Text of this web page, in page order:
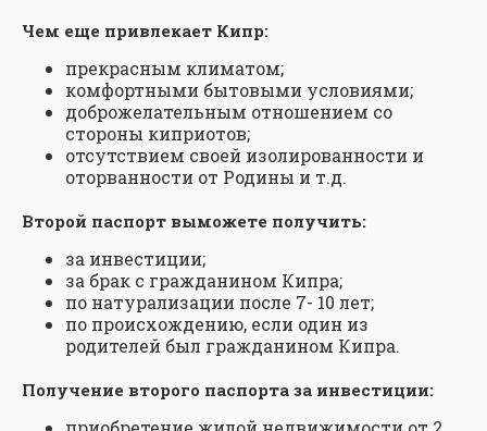
Чем еще привлекает Кипр:
прекрасным климатом;
комфортными бытовыми условиями;
доброжелательным отношением со
стороны киприотов;
отсутствием своей изолированности и
оторванности от Родины и т.д.
Второй паспорт выможете получить:
за инвестиции;
за брак с гражданином Кипра;
по натурализации после 7- 10 лет;
по происхождению, если один из
родителей был гражданином Кипра.
Получение второго паспорта за инвестиции: